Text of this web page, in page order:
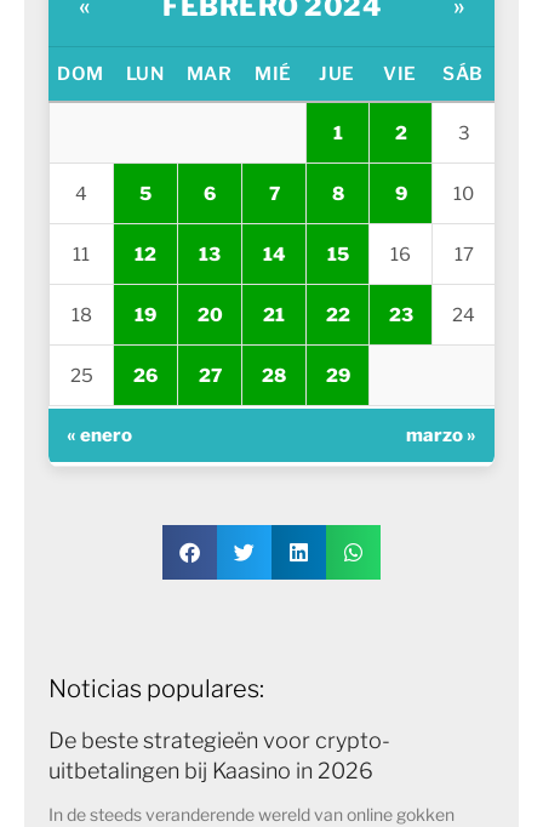
FEBRERO 2024
DOM LUN MAR MIÉ JUE VIE SÁB
1 2 3
4 5 6 7 8 9 10
11 12 13 14 15 16 17
18 19 20 21 22 23 24
25 26 27 28 29
« enero marzo »
Noticias populares:
De beste strategieën voor crypto-
uitbetalingen bij Kaasino in 2026
In de steeds veranderende wereld van online gokken